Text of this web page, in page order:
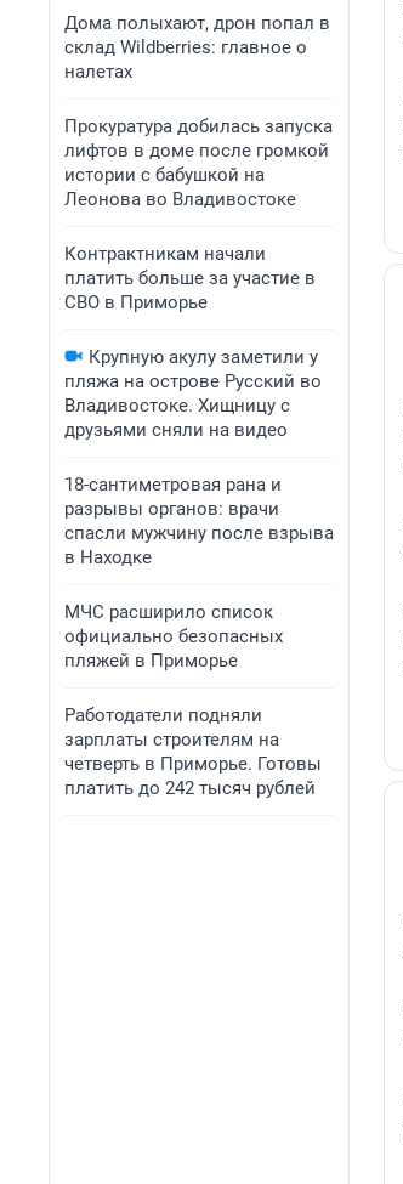
Дома полыхают, дрон попал в
склад Wildberries: главное о
налетах
Прокуратура добилась запуска
лифтов в доме после громкой
истории с бабушкой на
Леонова во Владивостоке
Контрактникам начали
платить больше за участие в
СВО в Приморье
Крупную акулу заметили у
пляжа на острове Русский во
Владивостоке. Хищницу с
друзьями сняли на видео
18-сантиметровая рана и
разрывы органов: врачи
спасли мужчину после взрыва
в Находке
МЧС расширило список
официально безопасных
пляжей в Приморье
Работодатели подняли
зарплаты строителям на
четверть в Приморье. Готовы
платить до 242 тысяч рублей